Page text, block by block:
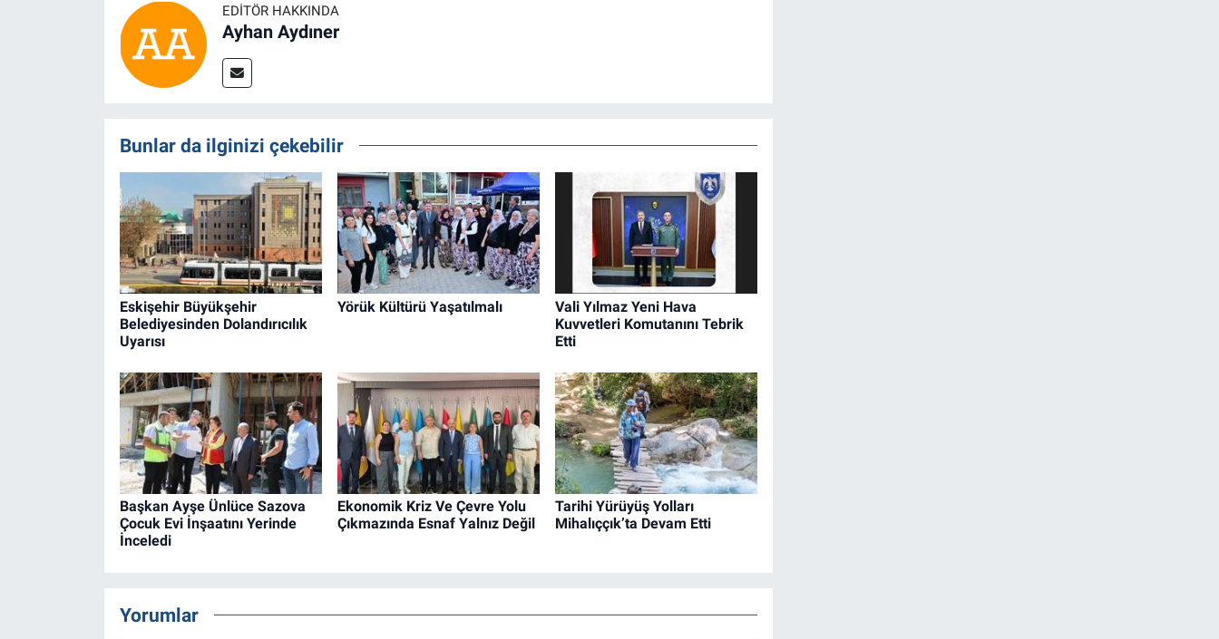
EDITÖR HAKKINDA
Ayhan Aydıner
Bunlar da ilginizi çekebilir
Eskişehir Büyükşehir
Belediyesinden Dolandırıcılık
Uyarısı
Yörük Kültürü Yaşatılmalı
Vali Yılmaz Yeni Hava
Kuvvetleri Komutanını Tebrik
Etti
Başkan Ayşe Ünlüce Sazova
Çocuk Evi İnşaatını Yerinde
İnceledi
Ekonomik Kriz Ve Çevre Yolu
Çıkmazında Esnaf Yalnız Değil
Tarihi Yürüyüş Yolları
Mihalıççık’ta Devam Etti
Yorumlar